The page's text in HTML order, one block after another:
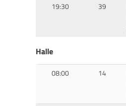
19:30 39
Halle
08:00 14